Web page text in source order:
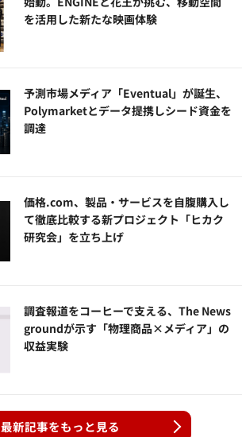
を活用した新たな映画体験
予測市場メディア「Eventual」が誕生、
Polymarketとデータ提携しシード資金を
調達
価格.com、製品・サービスを自腹購入し
て徹底比較する新プロジェクト「ヒカク
研究会」を立ち上げ
調査報道をコーヒーで支える、The News
groundが示す「物理商品×メディア」の
収益実験
最新記事をもっと見る